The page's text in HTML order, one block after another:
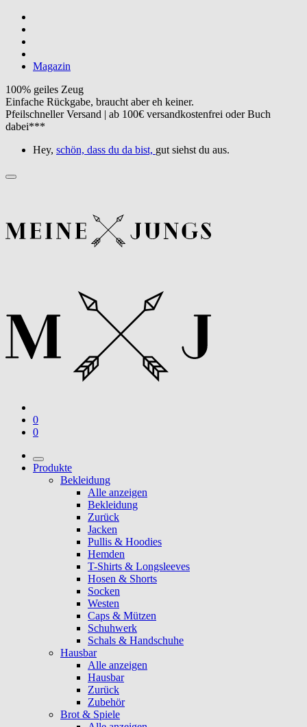
Magazin
100% geiles Zeug
Einfache Rückgabe, braucht aber eh keiner.
Pfeilschneller Versand | ab 100€ versandkostenfrei oder Buch
dabei***
Hey, schön, dass du da bist, gut siehst du aus.
0
0
Produkte
Bekleidung
Alle anzeigen
Bekleidung
Zurück
Jacken
Pullis & Hoodies
Hemden
T-Shirts & Longsleeves
Hosen & Shorts
Socken
Westen
Caps & Mützen
Schuhwerk
Schals & Handschuhe
Hausbar
Alle anzeigen
Hausbar
Zurück
Zubehör
Brot & Spiele